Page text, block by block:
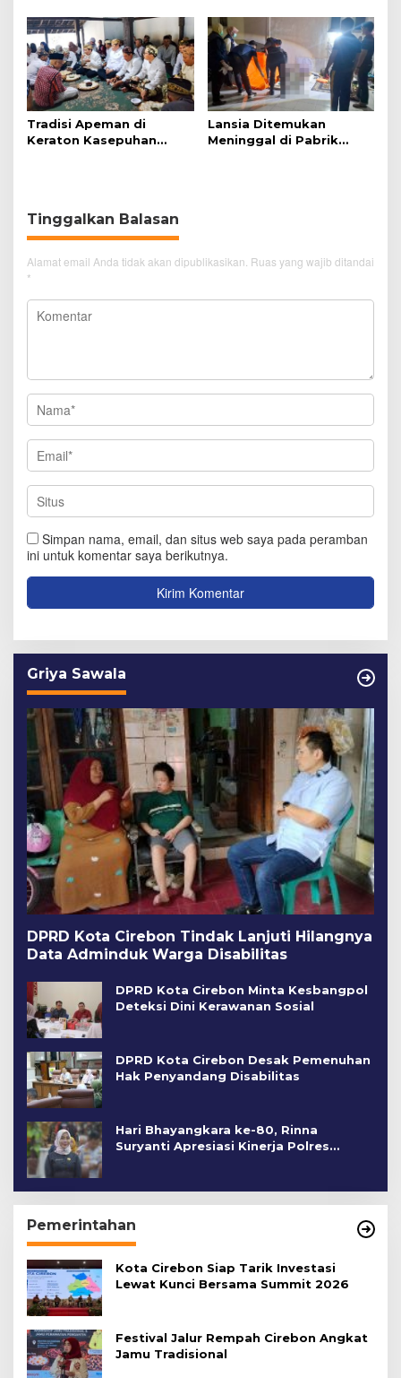
Disabilitas
Nyaman
Tradisi Apeman di
Keraton Kasepuhan
Lansia Ditemukan
Meninggal di Pabrik
Tinggalkan Balasan
Alamat email Anda tidak akan dipublikasikan. Ruas yang wajib ditandai
*
Simpan nama, email, dan situs web saya pada peramban
ini untuk komentar saya berikutnya.
Griya Sawala
DPRD Kota Cirebon Tindak Lanjuti Hilangnya
Data Adminduk Warga Disabilitas
DPRD Kota Cirebon Minta Kesbangpol
Deteksi Dini Kerawanan Sosial
DPRD Kota Cirebon Desak Pemenuhan
Hak Penyandang Disabilitas
Hari Bhayangkara ke-80, Rinna
Suryanti Apresiasi Kinerja Polres
Pemerintahan
Kota Cirebon Siap Tarik Investasi
Lewat Kunci Bersama Summit 2026
Festival Jalur Rempah Cirebon Angkat
Jamu Tradisional